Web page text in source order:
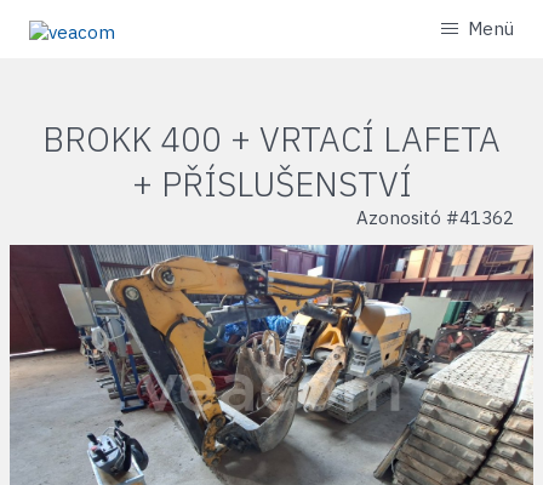
Menü
BROKK 400 + VRTACÍ LAFETA
+ PŘÍSLUŠENSTVÍ
Azonositó #41362